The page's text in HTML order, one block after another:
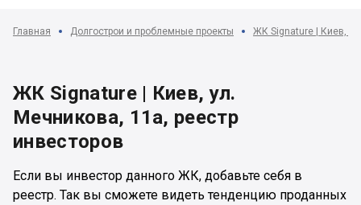
Главная Долгострои и проблемные проекты ЖК Signature | Киев,
ЖК Signature | Киев, ул.
Мечникова, 11а, реестр
инвесторов
Если вы инвестор данного ЖК, добавьте себя в
реестр. Так вы сможете видеть тенденцию проданных